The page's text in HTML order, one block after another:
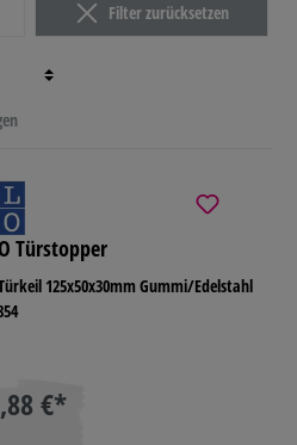
Filter zurücksetzen
Türstopper
125x50x30mm Gummi/Edelstahl
€*